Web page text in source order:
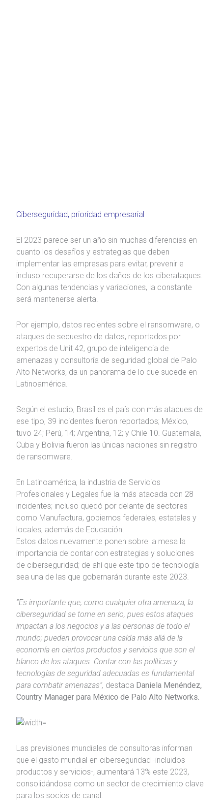
Ciberseguridad, prioridad empresarial
El 2023 parece ser un año sin muchas diferencias en
cuanto los desafíos y estrategias que deben
implementar las empresas para evitar, prevenir e
incluso recuperarse de los daños de los ciberataques.
Con algunas tendencias y variaciones, la constante
será mantenerse alerta.
Por ejemplo, datos recientes sobre el ransomware, o
ataques de secuestro de datos, reportados por
expertos de Unit 42, grupo de inteligencia de
amenazas y consultoría de seguridad global de Palo
Alto Networks, da un panorama de lo que sucede en
Latinoamérica.
Según el estudio, Brasil es el país con más ataques de
ese tipo, 39 incidentes fueron reportados; México,
tuvo 24; Perú, 14; Argentina, 12; y Chile 10. Guatemala,
Cuba y Bolivia fueron las únicas naciones sin registro
de ransomware.
En Latinoamérica, la industria de Servicios
Profesionales y Legales fue la más atacada con 28
incidentes; incluso quedó por delante de sectores
como Manufactura, gobiernos federales, estatales y
locales, además de Educación.
Estos datos nuevamente ponen sobre la mesa la
importancia de contar con estrategias y soluciones
de ciberseguridad; de ahí que este tipo de tecnología
sea una de las que gobernarán durante este 2023.
“Es importante que, como cualquier otra amenaza, la
ciberseguridad se tome en serio, pues estos ataques
impactan a los negocios y a las personas de todo el
mundo; pueden provocar una caída más allá de la
economía en ciertos productos y servicios que son el
blanco de los ataques. Contar con las políticas y
tecnologías de seguridad adecuadas es fundamental
para combatir amenazas”, destaca Daniela Menéndez,
Country Manager para México de Palo Alto Networks.
Las previsiones mundiales de consultoras informan
que el gasto mundial en ciberseguridad -incluidos
productos y servicios-, aumentará 13% este 2023,
consolidándose como un sector de crecimiento clave
para los socios de canal.